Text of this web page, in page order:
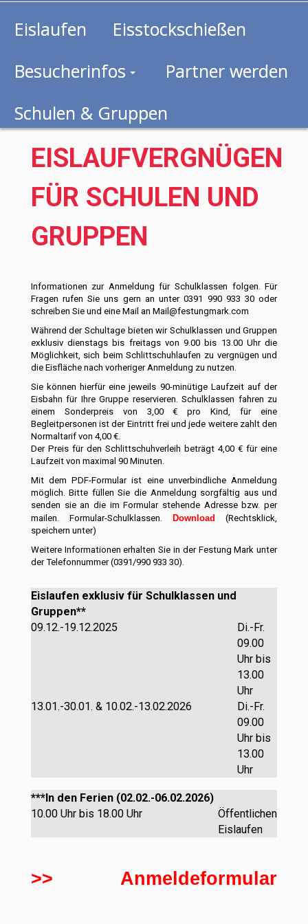
Eislaufen
Eisstockschießen
Besucherinfos
Partner werden
Schulen & Gruppen
EISLAUFVERGNÜGEN
FÜR SCHULEN UND
GRUPPEN
Informationen zur Anmeldung für Schulklassen folgen. Für
Fragen rufen Sie uns gern an unter 0391 990 933 30 oder
schreiben Sie und eine Mail an Mail@festungmark.com
Während der Schultage bieten wir Schulklassen und Gruppen
exklusiv dienstags bis freitags von 9.00 bis 13.00 Uhr die
Möglichkeit, sich beim Schlittschuhlaufen zu vergnügen und
die Eisfläche nach vorheriger Anmeldung zu nutzen.
Sie können hierfür eine jeweils 90-minütige Laufzeit auf der
Eisbahn für Ihre Gruppe reservieren. Schulklassen fahren zu
einem Sonderpreis von 3,00 € pro Kind, für eine
Begleitpersonen ist der Eintritt frei und jede weitere zahlt den
Normaltarif von 4,00 €.
Der Preis für den Schlittschuhverleih beträgt 4,00 € für eine
Laufzeit von maximal 90 Minuten.
Mit dem PDF-Formular ist eine unverbindliche Anmeldung
möglich. Bitte füllen Sie die Anmeldung sorgfältig aus und
senden sie an die im Formular stehende Adresse bzw. per
mailen. Formular-Schulklassen.
Download
(Rechtsklick,
speichern unter)
Weitere Informationen erhalten Sie in der Festung Mark unter
der Telefonnummer (0391/990 933 30).
Eislaufen exklusiv für Schulklassen und
Gruppen**
09.12.-19.12.2025
Di.-Fr.
09.00
Uhr bis
13.00
Uhr
13.01.-30.01. & 10.02.-13.02.2026
Di.-Fr.
09.00
Uhr bis
13.00
Uhr
***In den Ferien (02.02.-06.02.2026)
10.00 Uhr bis 18.00 Uhr
Öffentlichen
Eislaufen
>> Anmeldeformular